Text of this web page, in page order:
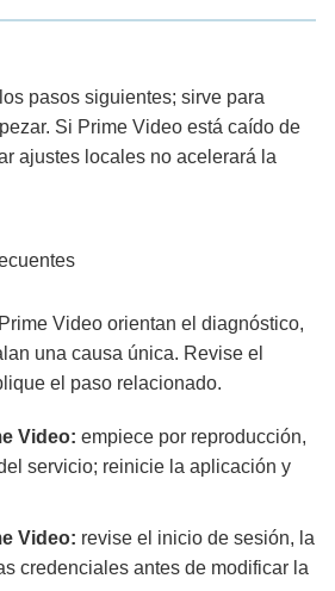
pasos siguientes; sirve para
Si Prime Video está caído de
ajustes locales no acelerará la
Video orientan el diagnóstico,
una causa única. Revise el
el paso relacionado.
Video: empiece por reproducción,
servicio; reinicie la aplicación y
Video: revise el inicio de sesión, la
credenciales antes de modificar la